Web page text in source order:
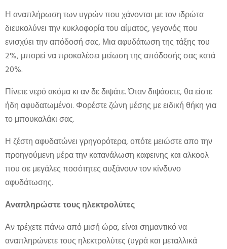
Η αναπλήρωση των υγρών που χάνονται με τον ιδρώτα
διευκολύνει την κυκλοφορία του αίματος, γεγονός που
ενισχύει την απόδοσή σας. Μια αφυδάτωση της τάξης του
2%, μπορεί να προκαλέσει μείωση της απόδοσής σας κατά
20%.
Πίνετε νερό ακόμα κι αν δε διψάτε. Όταν διψάσετε, θα είστε
ήδη αφυδατωμένοι. Φορέστε ζώνη μέσης με ειδική θήκη για
το μπουκαλάκι σας.
Η ζέστη αφυδατώνει γρηγορότερα, οπότε μειώστε απο την
προηγούμενη μέρα την κατανάλωση καφεινης και αλκοολ
που σε μεγάλες ποσότητες αυξάνουν τον κίνδυνο
αφυδάτωσης.
Αναπληρώστε τους ηλεκτρολύτες
Αν τρέχετε πάνω από μισή ώρα, είναι σημαντικό να
αναπληρώνετε τους ηλεκτρολύτες (υγρά και μεταλλικά